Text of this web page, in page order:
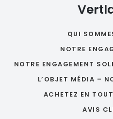
QUI
NOTRE
NOTRE ENGAGEMENT
L’OBJET MÉDIA –
ACHETEZ EN
AVIS